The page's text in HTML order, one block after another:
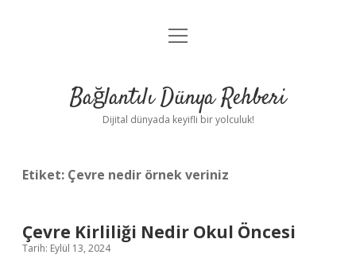
Anasayfa
Yasal Uyarı
menüyü
Bağlantılı Dünya Rehberi
Dijital dünyada keyifli bir yolculuk!
Etiket: Çevre nedir örnek veriniz
Çevre Kirliliği Nedir Okul Öncesi
Tarih: Eylül 13, 2024